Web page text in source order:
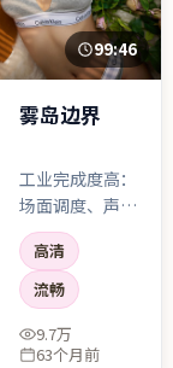
99:46
雾岛边界
工业完成度高：
场面调度、声音
设计、美术统一
在同一气质里。
英国制作里少见
的「整体感」。
高清
流畅
9.7万
63个月前